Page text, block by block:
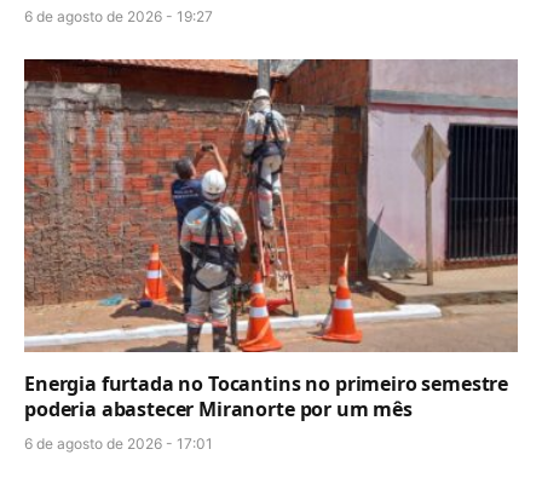
6 de agosto de 2026 - 19:27
Energia furtada no Tocantins no primeiro semestre
poderia abastecer Miranorte por um mês
6 de agosto de 2026 - 17:01